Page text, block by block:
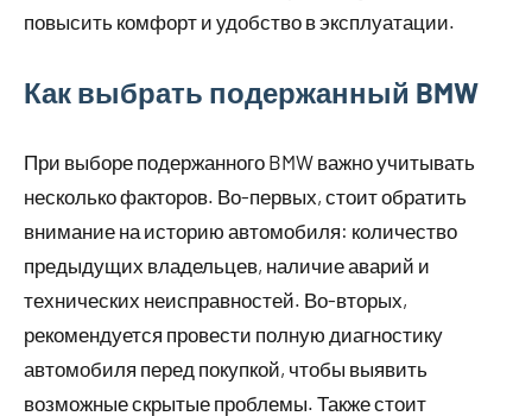
повысить комфорт и удобство в эксплуатации.
Как выбрать подержанный BMW
При выборе подержанного BMW важно учитывать
несколько факторов. Во-первых, стоит обратить
внимание на историю автомобиля: количество
предыдущих владельцев, наличие аварий и
технических неисправностей. Во-вторых,
рекомендуется провести полную диагностику
автомобиля перед покупкой, чтобы выявить
возможные скрытые проблемы. Также стоит